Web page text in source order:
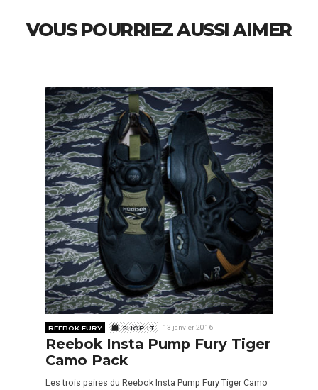
VOUS POURRIEZ AUSSI AIMER
REEBOK FURY SHOP IT 13 janvier 2016
Reebok Insta Pump Fury Tiger
Camo Pack
Les trois paires du Reebok Insta Pump Fury Tiger Camo